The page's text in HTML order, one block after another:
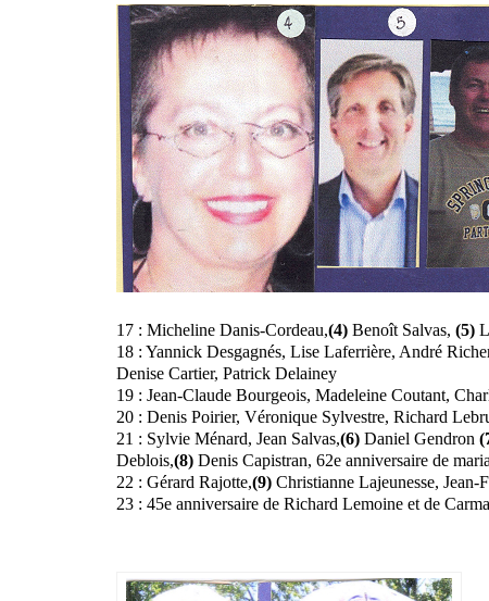
17 : Micheline Danis-Cordeau,(4) Benoît Salvas, (5)
18 : Yannick Desgagnés, Lise Laferrière, André
Denise Cartier, Patrick Delainey
19 : Jean-Claude Bourgeois, Madeleine Coutant,
20 : Denis Poirier, Véronique Sylvestre, Richard
21 : Sylvie Ménard, Jean Salvas,(6) Daniel Gendron
Deblois,(8) Denis Capistran, 62e anniversaire de
22 : Gérard Rajotte,(9) Christianne Lajeunesse,
23 : 45e anniversaire de Richard Lemoine et de